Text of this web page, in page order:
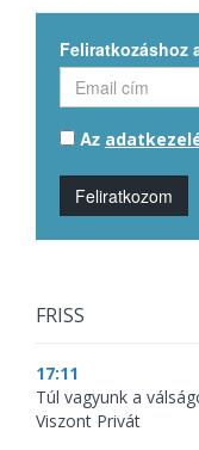
Feliratkozáshoz
Az
Feliratkozom
FRISS
17:11
Túl vagyunk a
Viszont Privát